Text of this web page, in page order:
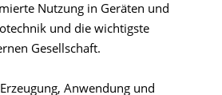
Nutzung in Geräten und
und die wichtigste
Gesellschaft.
Anwendung und